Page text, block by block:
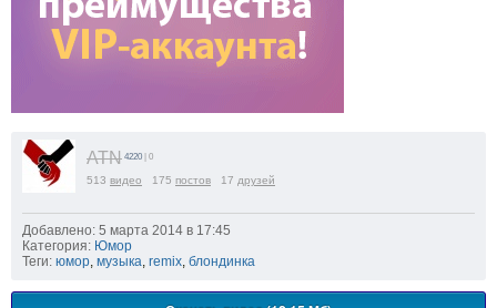
ATN 4220 | 0
513 видео 175 постов 17 друзей
Добавлено: 5 марта 2014 в 17:45
Категория: Юмор
Теги: юмор, музыка, remix, блондинка